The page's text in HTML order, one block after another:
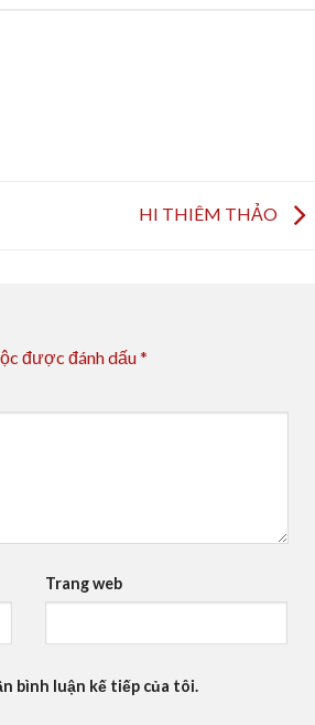
HI THIÊM THẢO
được đánh dấu*
Trang web
bình luận kế tiếp của tôi.